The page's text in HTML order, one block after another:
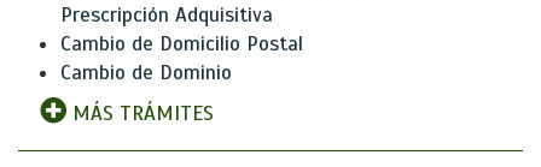
Prescripción Adquisitiva
Cambio de Domicilio Postal
Cambio de Dominio
MÁS TRÁMITES